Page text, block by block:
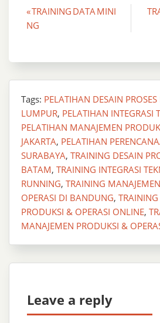
Post
navigation
« TRAINING DATA MINI
NG
Tags: PELATIHAN DESAIN
LUMPUR, PELATIHAN INTEGRASI
PELATIHAN MANAJEMEN
JAKARTA, PELATIHAN
SURABAYA, TRAINING DESAIN
BATAM, TRAINING INTEGRASI
RUNNING, TRAINING
OPERASI DI BANDUNG,
PRODUKSI & OPERASI ONLINE,
MANAJEMEN PRODUKSI &
Leave a reply